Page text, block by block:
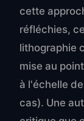
cette
réfléchies,
lithographie
mise au
à l'échelle
cas). Une